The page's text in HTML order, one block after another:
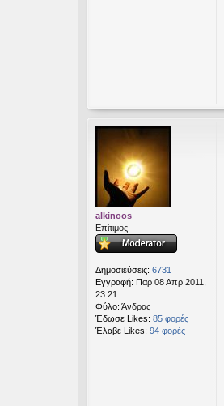
alkinoos
Επίτιμος
Δημοσιεύσεις: 6731
Εγγραφή: Παρ 08 Απρ 2011,
23:21
Φύλο: Άνδρας
Έδωσε Likes: 85 φορές
Έλαβε Likes: 94 φορές